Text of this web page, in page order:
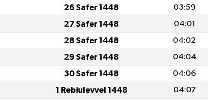
26 Safer 1448 03:59
27 Safer 1448 04:01
28 Safer 1448 04:02
29 Safer 1448 04:04
30 Safer 1448 04:06
1 Rebiulevvel 1448 04:07